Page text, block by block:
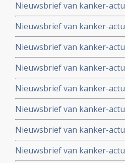
Nieuwsbrief van kanker-
Nieuwsbrief van kanker-
Nieuwsbrief van kanker-
Nieuwsbrief van kanker-
Nieuwsbrief van kanker-
Nieuwsbrief van kanker-
Nieuwsbrief van kanker-
Nieuwsbrief van kanker-